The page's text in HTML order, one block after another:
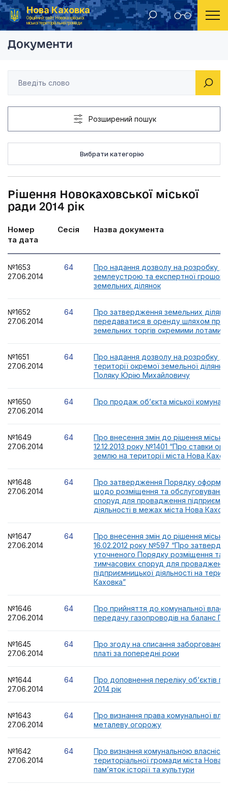
Нова Каховка
Офіційний сайт Новокаховської
міської територіальної громади
Головна Рішення Новокаховської міської ради 2014 рік
Документи
Розширений пошук
Вибрати категорію
Рішення Новокаховської міської
ради 2014 рік
Номер
та дата
Сесія Назва документа
№1653
27.06.2014
64
Про надання дозволу на розробку
землеустрою та експертної
земельних ділянок
№1652
27.06.2014
64
Про затвердження земельних
передаватися в оренду шляхом
земельних торгів окремими лотами
№1651
27.06.2014
64
Про надання дозволу на розробку
території окремої земельної
Поляку Юрію Михайловичу
№1650
27.06.2014
64 Про продаж об’єкта міської
№1649
27.06.2014
64
Про внесення змін до рішення
12.12.2013 року №1401 “Про ставки
землю на території міста Нова
№1648
27.06.2014
64
Про затвердження Порядку
щодо розміщення та
споруд для провадження
діяльності в межах міста Нова
№1647
27.06.2014
64
Про внесення змін до рішення
16.02.2012 року №597 “Про
уточненого Порядку розміщення та
тимчасових споруд для
підприємницької діяльності на
Каховка”
№1646
27.06.2014
64
Про прийняття до комунальної
передачу газопроводів на баланс
№1645
27.06.2014
64
Про згоду на списання
платі за попередні роки
№1644
27.06.2014
64
Про доповнення переліку об’єктів
2014 рік
№1643
27.06.2014
64
Про визнання права комунальної
металеву огорожу
№1642
27.06.2014
64
Про визнання комунальною
територіальної громади міста Нова
пам’яток історії та культури